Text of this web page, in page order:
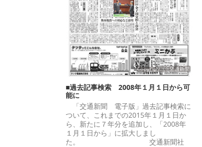
■過去記事検索 2008年１月１日から可
能に
「交通新聞 電子版」過去記事検索に
ついて、これまでの2015年１月１日か
ら、新たに７年分を追加し、「2008年
１月１日から」に拡大しまし
た。 交通新聞社